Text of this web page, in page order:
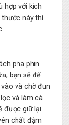
hợp với kích
thước này thì
pha phin
bạn sẽ để
và chờ đun
và làm cà
được giữ lại
chất đậm